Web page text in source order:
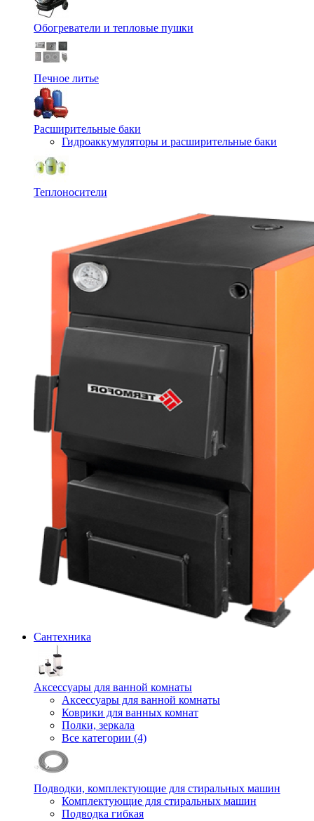
Обогреватели и тепловые пушки
Печное литье
Расширительные баки
Гидроаккумуляторы и расширительные баки
Теплоносители
Сантехника
Аксессуары для ванной комнаты
Аксессуары для ванной комнаты
Коврики для ванных комнат
Полки, зеркала
Все категории (4)
Подводки, комплектующие для стиральных машин
Комплектующие для стиральных машин
Подводка гибкая